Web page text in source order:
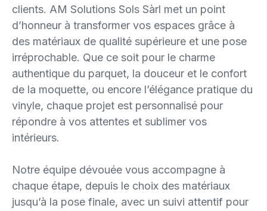
clients. AM Solutions Sols Sàrl met un point
d’honneur à transformer vos espaces grâce à
des matériaux de qualité supérieure et une pose
irréprochable. Que ce soit pour le charme
authentique du parquet, la douceur et le confort
de la moquette, ou encore l’élégance pratique du
vinyle, chaque projet est personnalisé pour
répondre à vos attentes et sublimer vos
intérieurs.
Notre équipe dévouée vous accompagne à
chaque étape, depuis le choix des matériaux
jusqu’à la pose finale, avec un suivi attentif pour